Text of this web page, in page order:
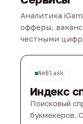
Аналитика
офферы,
честными
NeBlask
Индекс
Поисковый
букмекеров.